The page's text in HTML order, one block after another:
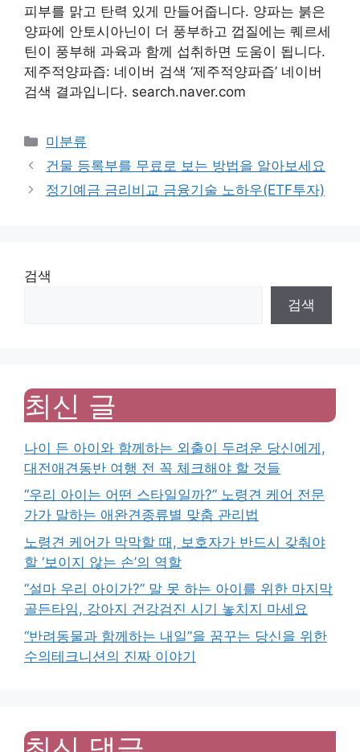
피부를 맑고 탄력 있게 만들어줍니다. 양파는 붉은
양파에 안토시아닌이 더 풍부하고 껍질에는 퀘르세
틴이 풍부해 과육과 함께 섭취하면 도움이 됩니다.
제주적양파즙: 네이버 검색 ‘제주적양파즙’ 네이버
검색 결과입니다. search.naver.com
Categories
미분류
건물 등록부를 무료로 보는 방법을 알아보세요
정기예금 금리비교 금융기술 노하우(ETF투자)
검색
검색
최신 글
나이 든 아이와 함께하는 외출이 두려운 당신에게,
대전애견동반 여행 전 꼭 체크해야 할 것들
“우리 아이는 어떤 스타일일까?” 노령견 케어 전문
가가 말하는 애완견종류별 맞춤 관리법
노령견 케어가 막막할 때, 보호자가 반드시 갖춰야
할 ‘보이지 않는 손’의 역할
“설마 우리 아이가?” 말 못 하는 아이를 위한 마지막
골든타임, 강아지 건강검진 시기 놓치지 마세요
“반려동물과 함께하는 내일”을 꿈꾸는 당신을 위한
수의테크니션의 진짜 이야기